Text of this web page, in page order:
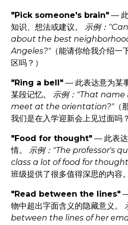
"Pick someone's brain" — 此
知识、想法或建议。示例：
about the best
Angeles?"（能请你给我介绍一
区吗？）
"Ring a bell" — 此表达意为某
某段记忆。示例："That
meet at the orientation?"（
我们是在入学迎新会上见过面吗？
"Food for thought" — 此表达
情。示例："The professor's
class a lot of food for
班级提供了很多值得深思的内容。
"Read between the lines"
物中超出字面含义的隐藏意义。
between the lines of her